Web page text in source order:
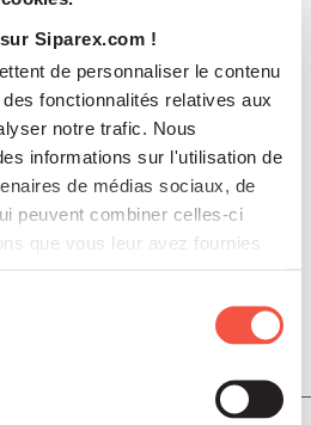
Siparex.com !
de personnaliser le contenu
fonctionnalités relatives aux
notre trafic. Nous
informations sur l'utilisation de
de médias sociaux, de
peuvent combiner celles-ci
que vous leur avez fournies